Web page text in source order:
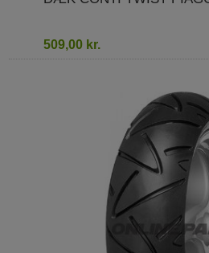
509,00 kr.